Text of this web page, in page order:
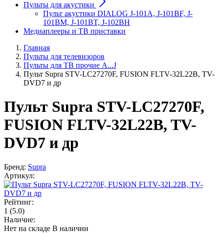
Пульты для акустики
Пульт акустики DIALOG J-101A, J-101BF, J-
101BM, J-101BT, J-102BH
Медиаплееры и ТВ приставки
Главная
Пульты для телевизоров
Пульты для ТВ прочие A...J
Пульт Supra STV-LC27270F, FUSION FLTV-32L22B, TV-
DVD7 и др
Пульт Supra STV-LC27270F,
FUSION FLTV-32L22B, TV-
DVD7 и др
Бренд: Supra
Артикул:
Рейтинг:
1 (5.0)
Наличие:
Нет на складе В наличии